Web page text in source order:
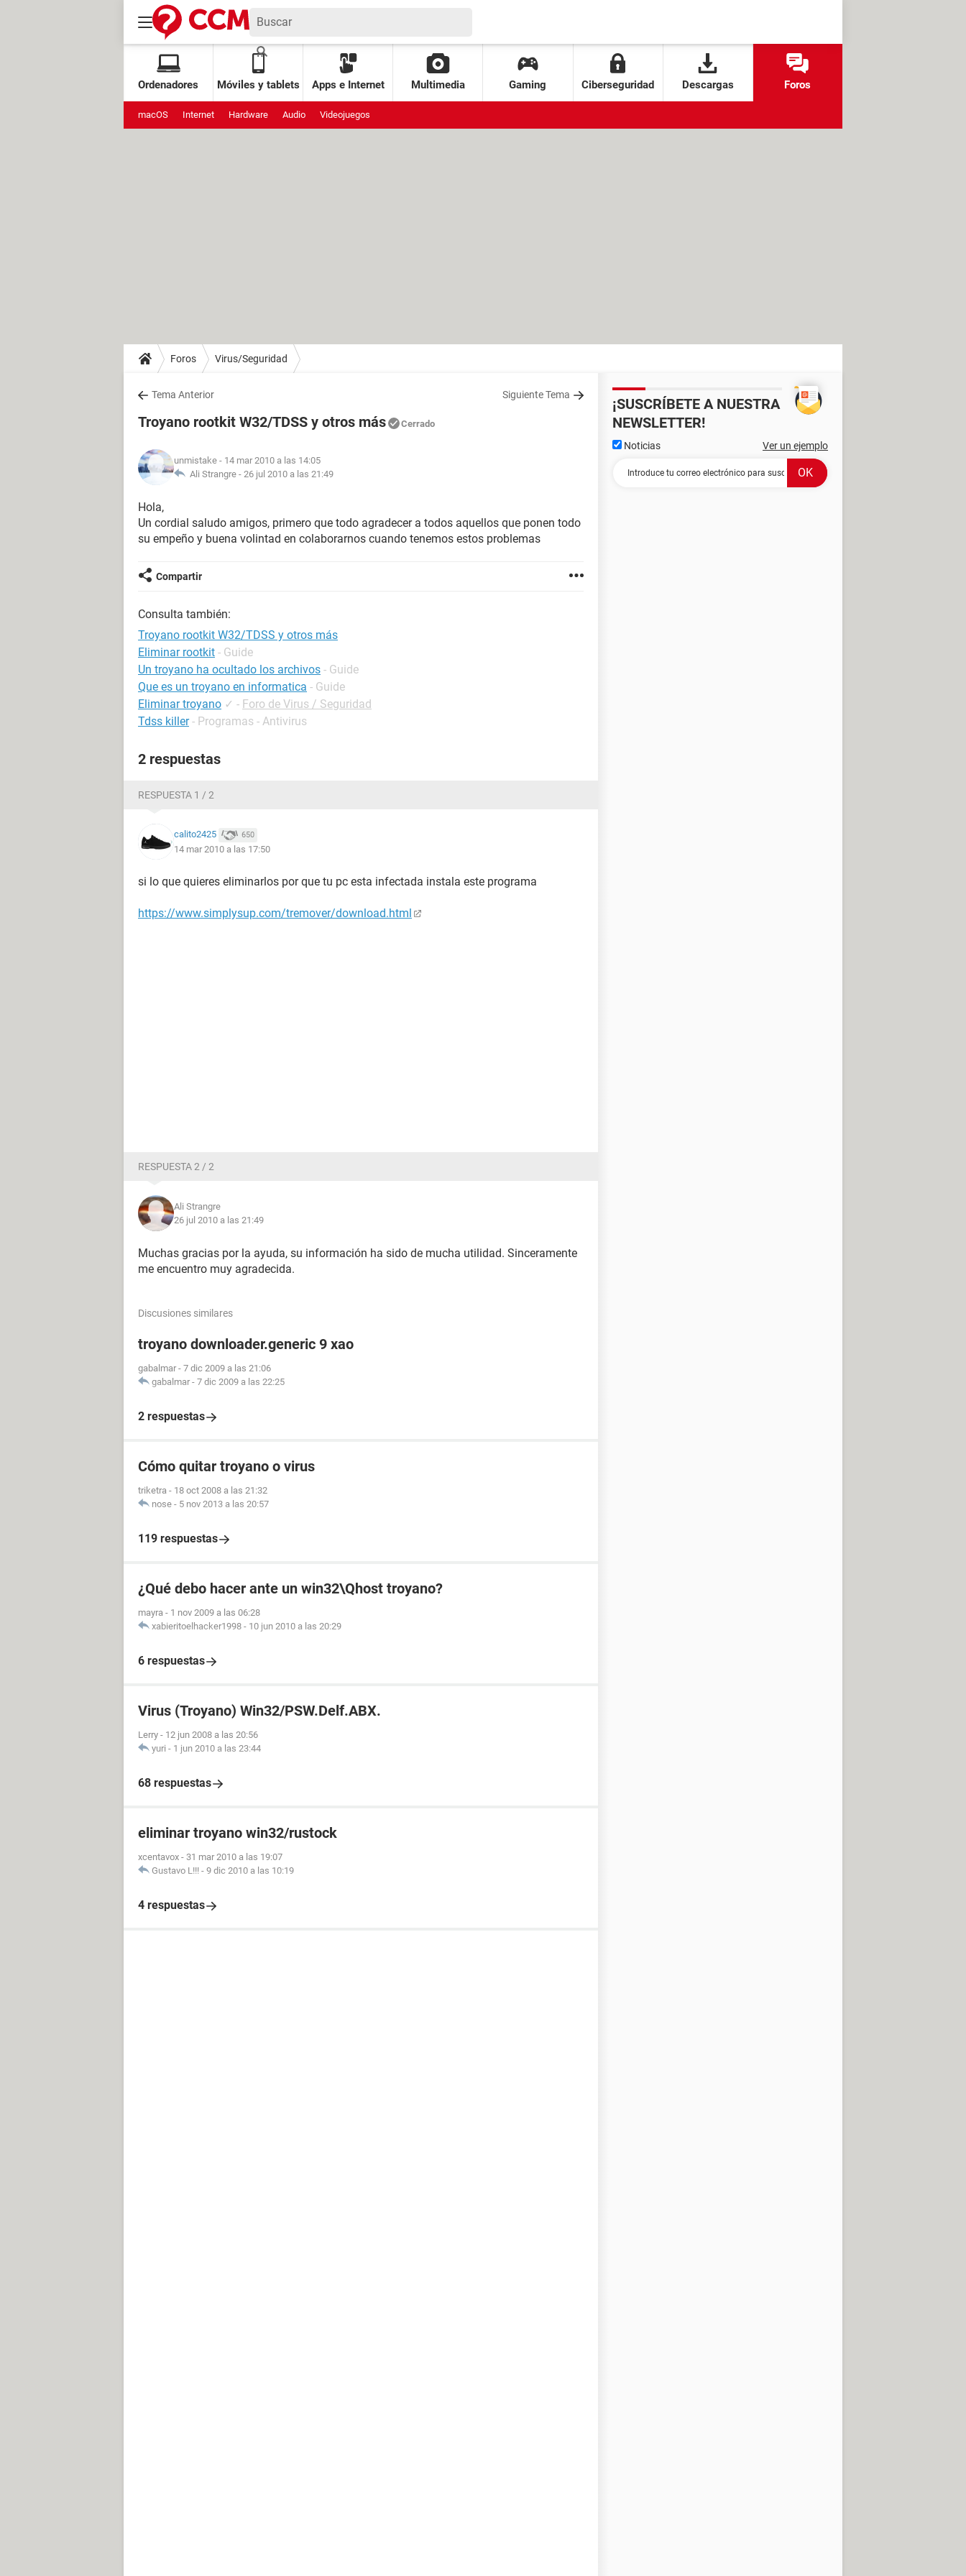
Ordenadores Móviles y tablets Apps e Internet Multimedia Gaming Ciberseguridad Descargas Foros
macOS Internet Hardware Audio Videojuegos
Foros Virus/Seguridad
Tema Anterior Siguiente Tema
Troyano rootkit W32/TDSS y otros más Cerrado
unmistake - 14 mar 2010 a las 14:05
Ali Strangre - 26 jul 2010 a las 21:49
Hola,
Un cordial saludo amigos, primero que todo agradecer a todos aquellos que ponen todo
su empeño y buena volintad en colaborarnos cuando tenemos estos problemas
Compartir
Consulta también:
Troyano rootkit W32/TDSS y otros más
Eliminar rootkit - Guide
Un troyano ha ocultado los archivos - Guide
Que es un troyano en informatica - Guide
Eliminar troyano ✓ - Foro de Virus / Seguridad
Tdss killer - Programas - Antivirus
2 respuestas
RESPUESTA 1 / 2
calito2425 650
14 mar 2010 a las 17:50
si lo que quieres eliminarlos por que tu pc esta infectada instala este programa
https://www.simplysup.com/tremover/download.html
RESPUESTA 2 / 2
Ali Strangre
26 jul 2010 a las 21:49
Muchas gracias por la ayuda, su información ha sido de mucha utilidad. Sinceramente
me encuentro muy agradecida.
Discusiones similares
troyano downloader.generic 9 xao
gabalmar - 7 dic 2009 a las 21:06
gabalmar - 7 dic 2009 a las 22:25
2 respuestas
Cómo quitar troyano o virus
triketra - 18 oct 2008 a las 21:32
nose - 5 nov 2013 a las 20:57
119 respuestas
¿Qué debo hacer ante un win32\Qhost troyano?
mayra - 1 nov 2009 a las 06:28
xabieritoelhacker1998 - 10 jun 2010 a las 20:29
6 respuestas
Virus (Troyano) Win32/PSW.Delf.ABX.
Lerry - 12 jun 2008 a las 20:56
yuri - 1 jun 2010 a las 23:44
68 respuestas
eliminar troyano win32/rustock
xcentavox - 31 mar 2010 a las 19:07
Gustavo L!!! - 9 dic 2010 a las 10:19
4 respuestas
¡SUSCRÍBETE A NUESTRA
NEWSLETTER!
Noticias Ver un ejemplo